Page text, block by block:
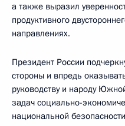
а также выразил
продуктивного
направлениях.
Президент России
стороны и впредь
руководству и народу
задач социально-
национальной